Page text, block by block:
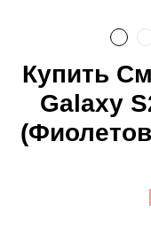
Купить
Galaxy